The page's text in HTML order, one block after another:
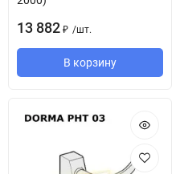
13 882 ₽ /шт.
В корзину